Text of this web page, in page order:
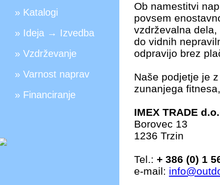
» Katalogi
» Ideja → Izvedba
» Vzdrževanje
» Varnost naprav
» Financiranje
Ob namestitvi
povsem
vzdrževalna
do vidnih
odpravijo brez
Naše podjetje je
zunanjega
IMEX TRADE
Borovec 13
1236 Trzin
Tel.: + 386 (0) 1
e-mail: